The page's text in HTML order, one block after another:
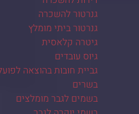
גנרטור להשכרה
גנרטור ביתי מומלץ
גיטרה קלאסית
גיוס עובדים
גביית חובות בהוצאה
בשרים
בשמים לגבר מומלצים